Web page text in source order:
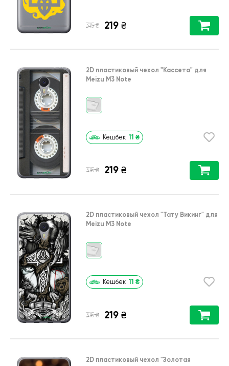
315 ₴ 219 ₴
2D пластиковый чехол "Кассета" для
Meizu M3 Note
Кешбек 11 ₴
315 ₴ 219 ₴
2D пластиковый чехол "Тату Викинг" для
Meizu M3 Note
Кешбек 11 ₴
315 ₴ 219 ₴
2D пластиковый чехол "Золотая